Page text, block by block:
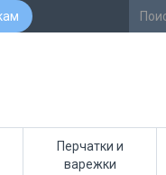
Перчатки и
варежки